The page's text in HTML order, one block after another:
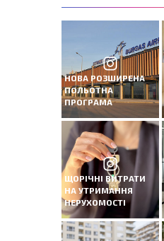
НОВА РОЗШИРЕНА
ПОЛЬОТНА
ПРОГРАМА
ЩОРІЧНІ ВИТРАТИ
НА УТРИМАННЯ
НЕРУХОМОСТІ